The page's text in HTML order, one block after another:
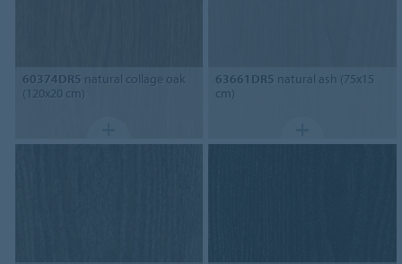
60374DR5 natural collage oak
(120x20 cm)
63661DR5 natural ash (75x15
cm)